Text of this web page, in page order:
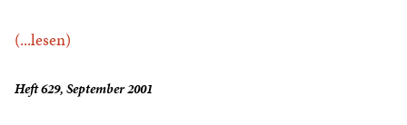
(...lesen)
Heft 629, September 2001